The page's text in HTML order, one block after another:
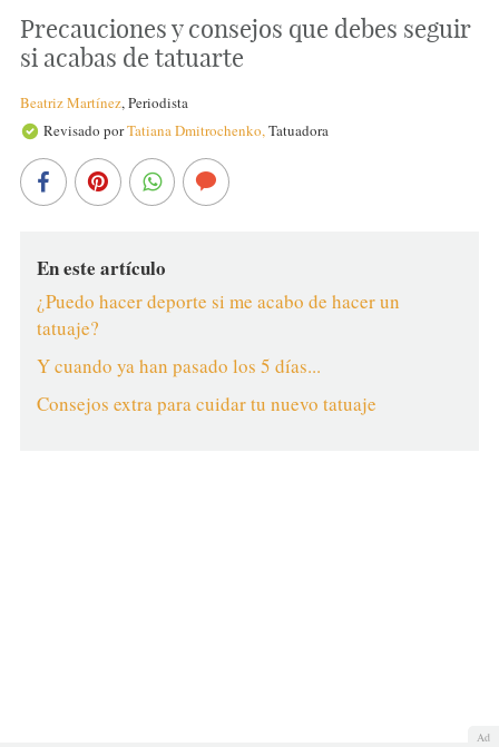
Precauciones y consejos que debes seguir
si acabas de tatuarte
Beatriz Martínez,Periodista
Revisado porTatiana Dmitrochenko,Tatuadora
En este artículo
¿Puedo hacer deporte si me acabo de hacer un
tatuaje?
Y cuando ya han pasado los 5 días...
Consejos extra para cuidar tu nuevo tatuaje
Ad